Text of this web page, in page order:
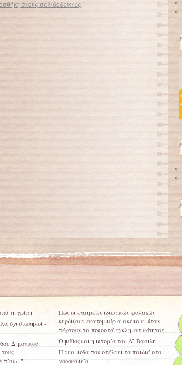
στους σελιδοδείκτες.
σκουπίδια
τη γρίπη
όχι σιωπηλοί -
Δημοτικού
πίσω..."
Πώς οι εταιρείες ιδιωτικών φυλακών
κερδίζουν εκατομμύρια ακόμα κι όταν
πέφτουν τα ποσοστά εγκληματικότητας
Ο μύθος και η ιστορία του Αϊ-Βασίλη
Η νέα μόδα που στέλνει τα παιδιά στο
νοσοκομείο